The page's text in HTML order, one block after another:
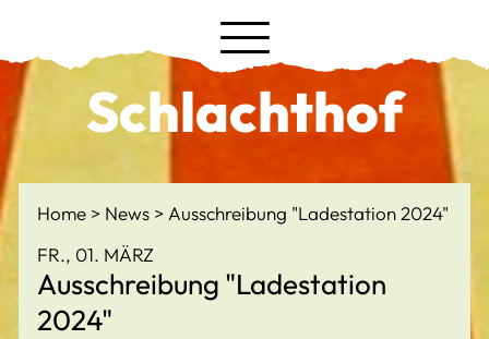
Schlachthof
Home News
Ausschreibung "Ladestation 2024"
FR., 01. MÄRZ
Ausschreibung "Ladestation
2024"